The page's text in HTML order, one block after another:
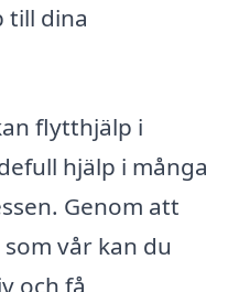
till dina
flytthjälp i
hjälp i många
Genom att
vår kan du
och få